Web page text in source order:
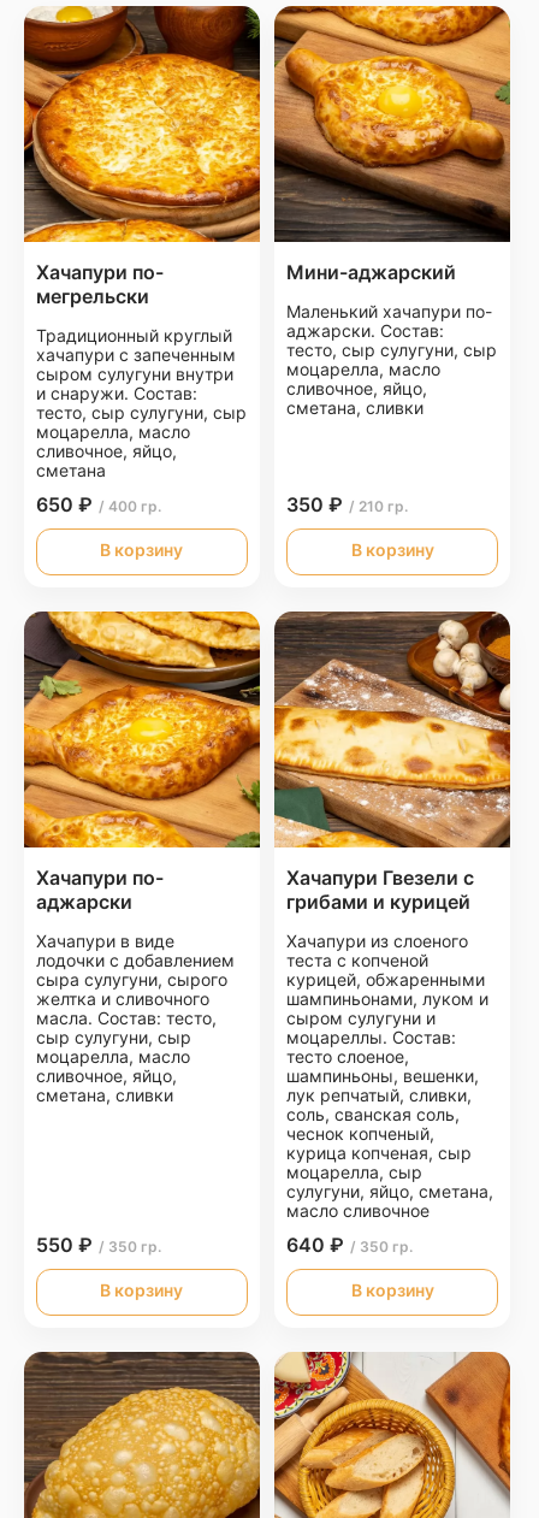
Хачапури по-
мегрельски
Традиционный круглый
хачапури с запеченным
сыром сулугуни внутри
и снаружи. Состав:
тесто, сыр сулугуни, сыр
моцарелла, масло
сливочное, яйцо,
сметана
650 ₽ / 400 гр.
В корзину
Мини-аджарский
Маленький хачапури по-
аджарски. Состав:
тесто, сыр сулугуни, сыр
моцарелла, масло
сливочное, яйцо,
сметана, сливки
350 ₽ / 210 гр.
В корзину
Хачапури по-
аджарски
Хачапури в виде
лодочки с добавлением
сыра сулугуни, сырого
желтка и сливочного
масла. Состав: тесто,
сыр сулугуни, сыр
моцарелла, масло
сливочное, яйцо,
сметана, сливки
550 ₽ / 350 гр.
В корзину
Хачапури Гвезели с
грибами и курицей
Хачапури из слоеного
теста с копченой
курицей, обжаренными
шампиньонами, луком и
сыром сулугуни и
моцареллы. Состав:
тесто слоеное,
шампиньоны, вешенки,
лук репчатый, сливки,
соль, сванская соль,
чеснок копченый,
курица копченая, сыр
моцарелла, сыр
сулугуни, яйцо, сметана,
масло сливочное
640 ₽ / 350 гр.
В корзину